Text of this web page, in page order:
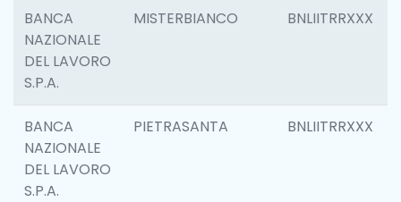
BANCA
NAZIONALE
DEL LAVORO
S.P.A.
MISTERBIANCO BNLIITRRXXX
BANCA
NAZIONALE
DEL LAVORO
S.P.A.
PIETRASANTA BNLIITRRXXX